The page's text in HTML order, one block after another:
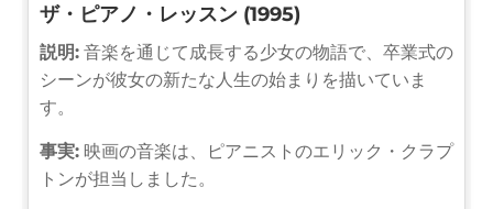
ザ・ピアノ・レッスン (1995)
説明: 音楽を通じて成長する少女の物語で、卒業式の
シーンが彼女の新たな人生の始まりを描いていま
す。
事実: 映画の音楽は、ピアニストのエリック・クラプ
トンが担当しました。